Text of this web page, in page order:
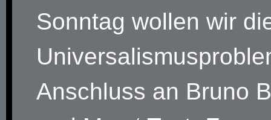
Sonntag wollen wir
Anschluss an Bruno